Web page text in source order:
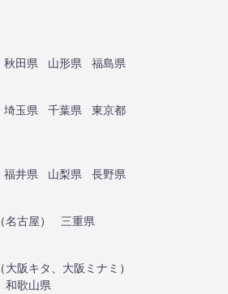
秋田県 山形県
福島県
埼玉県 千葉県
東京都
福井県 山梨県
長野県
（名古屋）
三重県
（大阪キタ 大阪ミナミ ）
和歌山県